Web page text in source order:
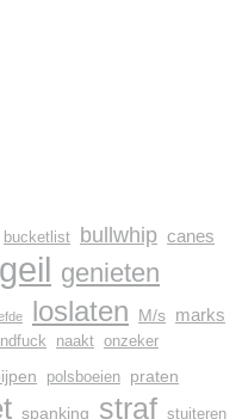
bucketlist bullwhip canes
geil genieten
loslaten M/s marks
naakt onzeker
polsboeien praten
spanking straf stuiteren